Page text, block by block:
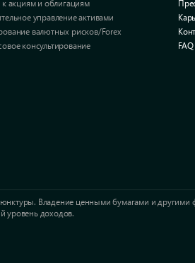
к акциям и облигациям
управление активами
валютных рисков/Forex
консультирование
FAQ
Владение ценными бумагами и
уровень доходов.